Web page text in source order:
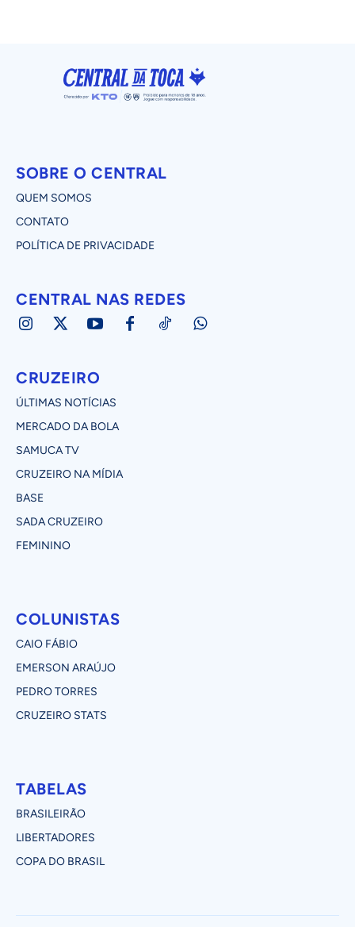
SOBRE O CENTRAL
QUEM SOMOS
CONTATO
POLÍTICA DE PRIVACIDADE
CENTRAL NAS REDES
CRUZEIRO
ÚLTIMAS NOTÍCIAS
MERCADO DA BOLA
SAMUCA TV
CRUZEIRO NA MÍDIA
BASE
SADA CRUZEIRO
FEMININO
COLUNISTAS
CAIO FÁBIO
EMERSON ARAÚJO
PEDRO TORRES
CRUZEIRO STATS
TABELAS
BRASILEIRÃO
LIBERTADORES
COPA DO BRASIL